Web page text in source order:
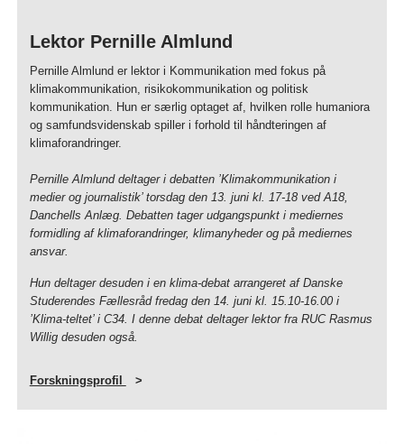
Lektor Pernille Almlund
Pernille Almlund er lektor i Kommunikation med fokus på
klimakommunikation, risikokommunikation og politisk
kommunikation. Hun er særlig optaget af, hvilken rolle humaniora
og samfundsvidenskab spiller i forhold til håndteringen af
klimaforandringer.
Pernille Almlund deltager i debatten ’Klimakommunikation i
medier og journalistik’ torsdag den 13. juni kl. 17-18 ved A18,
Danchells Anlæg. Debatten tager udgangspunkt i mediernes
formidling af klimaforandringer, klimanyheder og på mediernes
ansvar.
Hun deltager desuden i en klima-debat arrangeret af Danske
Studerendes Fællesråd fredag den 14. juni kl. 15.10-16.00 i
’Klima-teltet’ i C34. I denne debat deltager lektor fra RUC Rasmus
Willig desuden også.
Forskningsprofil